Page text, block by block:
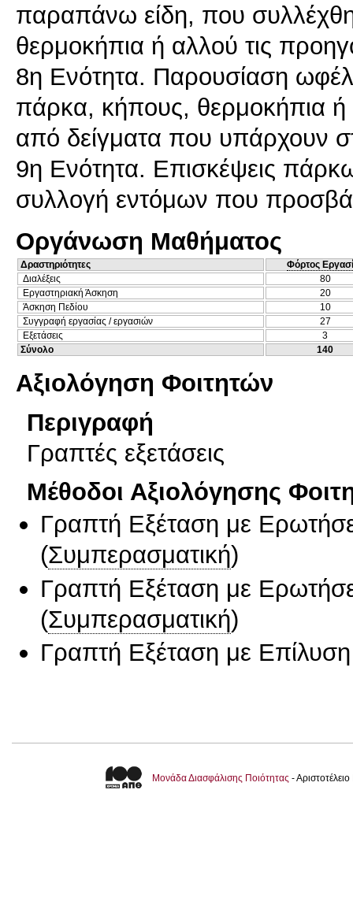
παραπάνω είδη, που
θερμοκήπια ή αλλού τις
8η Ενότητα. Παρουσίαση
πάρκα, κήπους, θερμοκήπια ή
από δείγματα που υπάρχουν
9η Ενότητα. Επισκέψεις
συλλογή εντόμων που
Οργάνωση Μαθήματος
Δραστηριότητες
Φόρτος
Διαλέξεις
80
Εργαστηριακή Άσκηση
20
Άσκηση Πεδίου
10
Συγγραφή εργασίας / εργασιών
27
Εξετάσεις
3
Σύνολο
140
Αξιολόγηση Φοιτητών
Περιγραφή
Γραπτές εξετάσεις
Μέθοδοι Αξιολόγησης
Γραπτή Εξέταση με
(Συμπερασματική)
Γραπτή Εξέταση με
(Συμπερασματική)
Γραπτή Εξέταση με
Μονάδα Διασφάλισης Ποιότητας -